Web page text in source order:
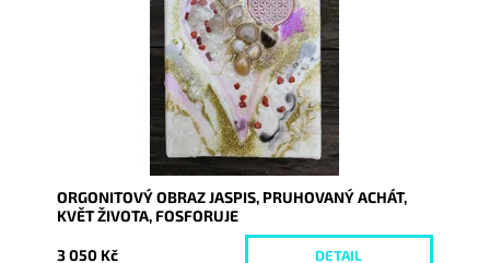
ORGONITOVÝ OBRAZ JASPIS, PRUHOVANÝ ACHÁT,
KVĚT ŽIVOTA, FOSFORUJE
3 050 Kč DETAIL